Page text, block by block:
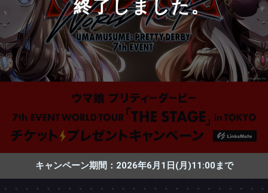
キャンペーン期間：2026年6月1日(月)11:00まで